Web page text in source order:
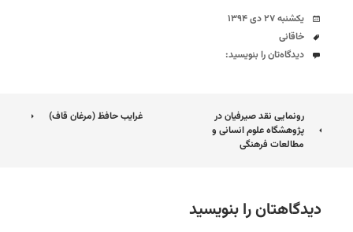
تاریخ
یکشنبه ۲۷ دی ۱۳۹۴
برچسب‌ها
خاقانی
دیدگاه‌ها
دیدگاه‌تان را بنویسید:
ناوبری
نوشته
رونمایی نقد صیرفیان در
پژوهشگاه علوم انسانی و
مطالعات فرهنگی
غرایب حافظ (مرغان قاف)
دیدگاهتان را بنویسید